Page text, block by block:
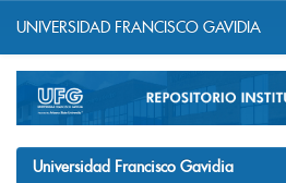
navigation
UNIVERSIDAD FRANCISCO GAVIDIA
Universidad Francisco Gavidia